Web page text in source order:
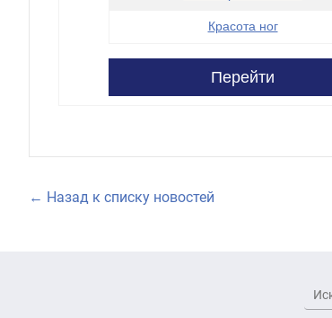
Красота ног
Перейти
← Назад к списку новостей